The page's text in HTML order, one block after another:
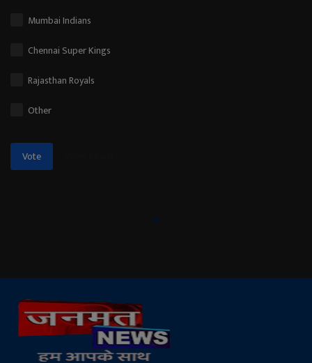
Mumbai Indians
Chennai Super Kings
Rajasthan Royals
Other
Vote